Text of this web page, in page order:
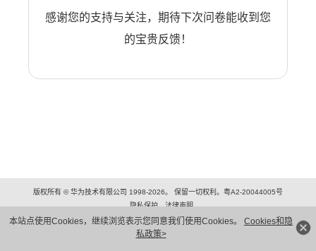
本站点使用Cookies，继续浏览表示您同意我们使用Cookies。 Cookies和隐
私政策>
感谢您的支持与关注，期待下次问卷能收到您
的宝贵反馈！
版权所有 © 华为技术有限公司 1998-2026。 保留一切权利。粤A2-20044005号
隐私保护
法律声明